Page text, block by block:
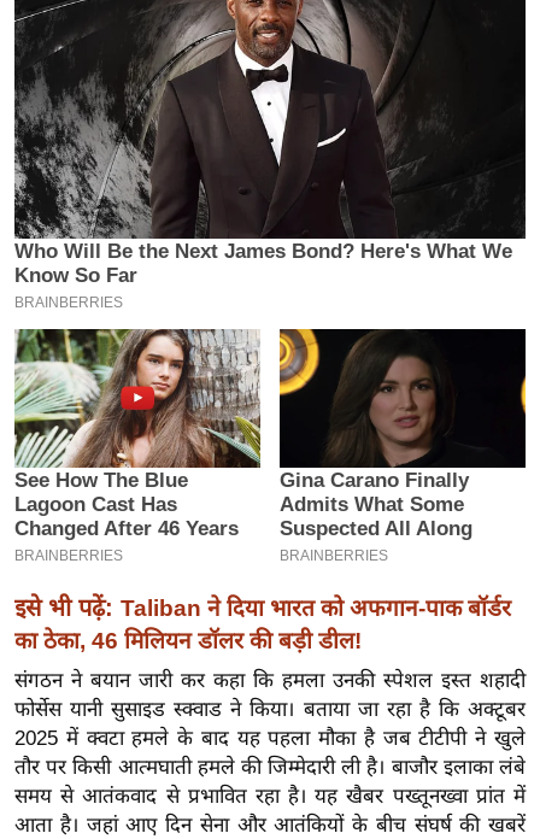
I
P
L
2
0
2
6
क्रा
इ
म
ई
-
पे
प
र
मि
सा
ल
बे
सा
ल
श
ख्सि
य
इसे भी पढ़ें: Taliban ने दिया भारत को अफगान-पाक बॉर्डर
का ठेका, 46 मिलियन डॉलर की बड़ी डील!
संगठन ने बयान जारी कर कहा कि हमला उनकी स्पेशल इस्त शहादी
फोर्सेस यानी सुसाइड स्क्वाड ने किया। बताया जा रहा है कि अक्टूबर
2025 में क्वटा हमले के बाद यह पहला मौका है जब टीटीपी ने खुले
तौर पर किसी आत्मघाती हमले की जिम्मेदारी ली है। बाजौर इलाका लंबे
समय से आतंकवाद से प्रभावित रहा है। यह खैबर पख्तूनख्वा प्रांत में
आता है। जहां आए दिन सेना और आतंकियों के बीच संघर्ष की खबरें